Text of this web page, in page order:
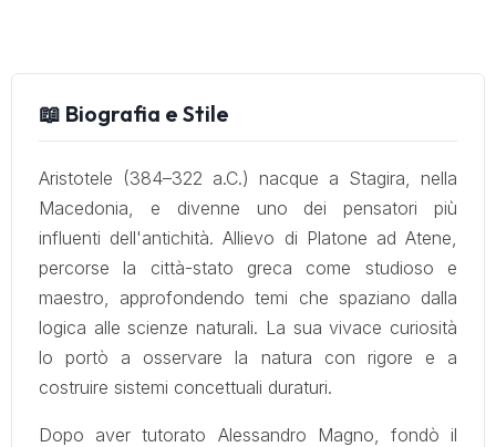
📖 Biografia e Stile
Aristotele (384–322 a.C.) nacque a Stagira, nella
Macedonia, e divenne uno dei pensatori più
influenti dell'antichità. Allievo di Platone ad Atene,
percorse la città-stato greca come studioso e
maestro, approfondendo temi che spaziano dalla
logica alle scienze naturali. La sua vivace curiosità
lo portò a osservare la natura con rigore e a
costruire sistemi concettuali duraturi.
Dopo aver tutorato Alessandro Magno, fondò il